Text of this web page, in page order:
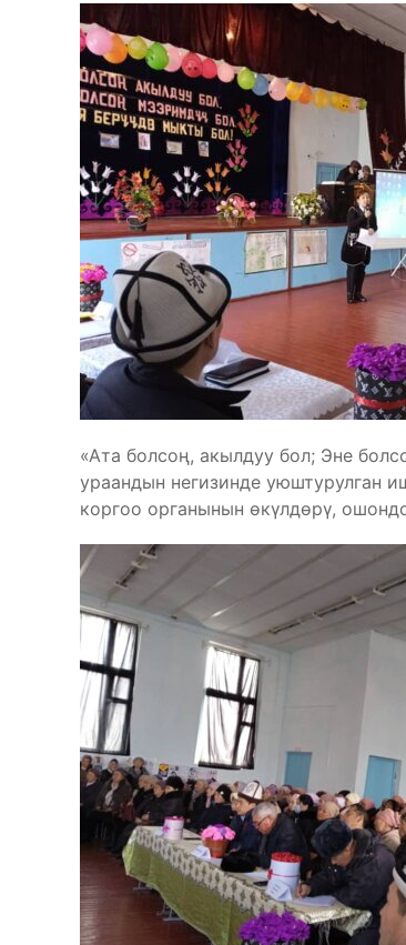
«Ата болсоң, акылдуу бол; Эне
ураандын негизинде уюштурулган
коргоо органынын өкүлдөрү,